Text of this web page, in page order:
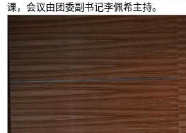
课，会议由团委副书记李佩希主持。